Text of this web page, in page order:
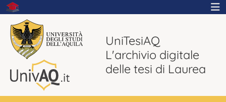
UniTesiAQ
L'archivio digitale
delle tesi di Laurea